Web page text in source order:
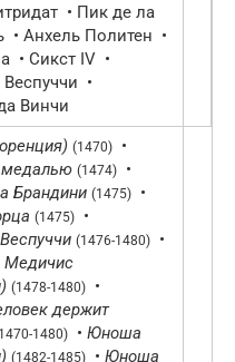
• Пик де ла
• Анхель Политен •
• Сикст IV •
•
Винчи
(1470)
•
(1474)
•
Брандини (1475)
•
(1475)
•
(1476-1480)
•
(1478-1480)
•
держит
1480) • Юноша
(1482-1485) • Юноша